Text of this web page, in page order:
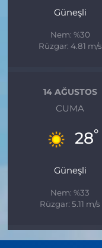
Güneşli
Nem: %30
Rüzgar: 4.81 m/s
14 AĞUSTOS
CUMA
28°
Güneşli
Nem: %33
Rüzgar: 5.11 m/s